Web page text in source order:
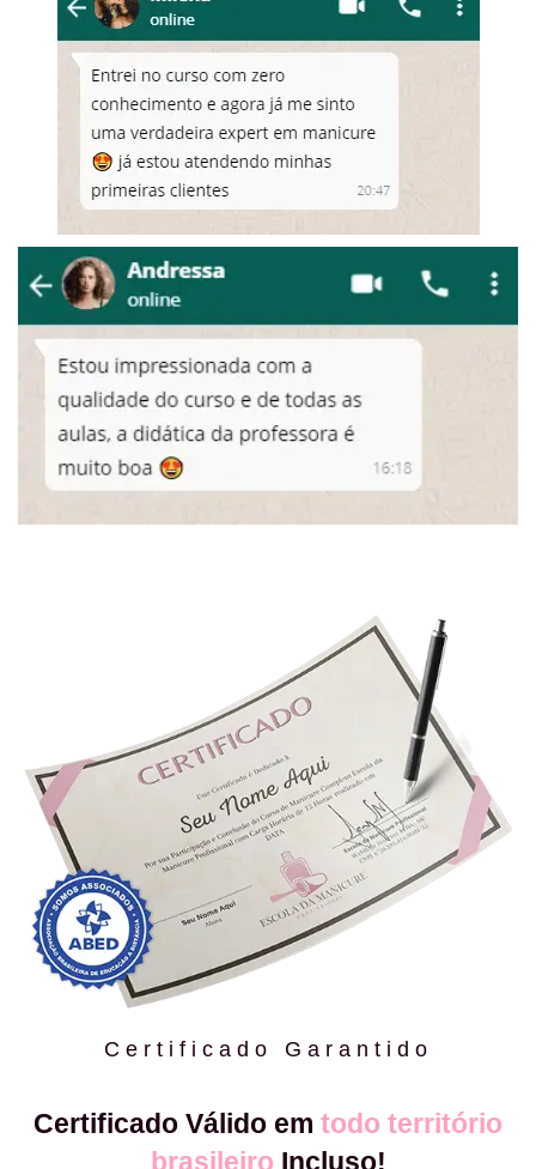
Certificado Garantido
Certificado Válido em todo território
brasileiro Incluso!